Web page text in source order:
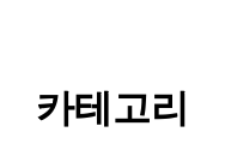
카테고리